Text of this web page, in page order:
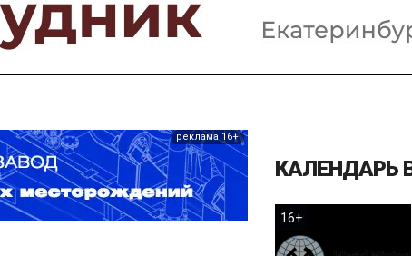
и компании
реклама 16+
КАЛЕНДАРЬ
16+